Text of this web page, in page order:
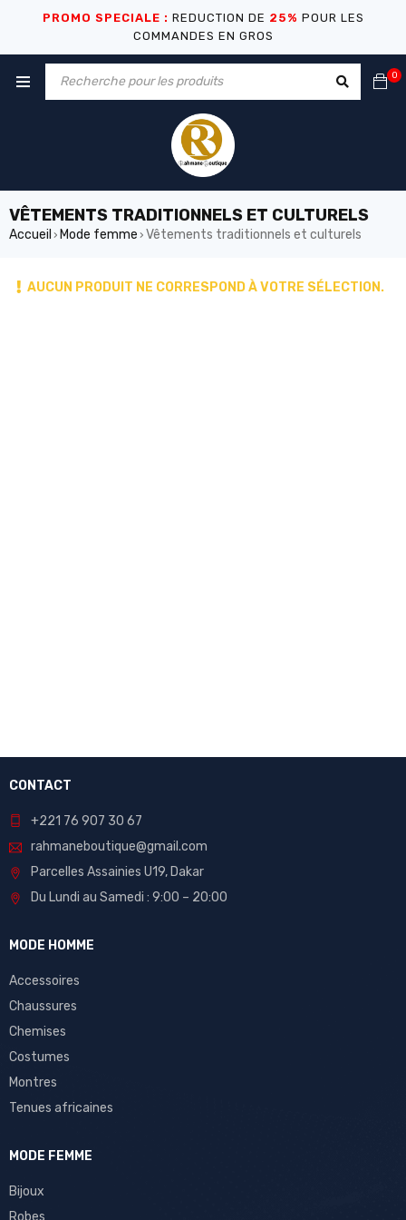
PROMO SPECIALE : REDUCTION DE 25% POUR LES
COMMANDES EN GROS
0
VÊTEMENTS TRADITIONNELS ET CULTURELS
Accueil › Mode femme › Vêtements traditionnels et culturels
AUCUN PRODUIT NE CORRESPOND À VOTRE SÉLECTION.
CONTACT
+221 76 907 30 67
rahmaneboutique@gmail.com
Parcelles Assainies U19, Dakar
Du Lundi au Samedi : 9:00 – 20:00
MODE HOMME
Accessoires
Chaussures
Chemises
Costumes
Montres
Tenues africaines
MODE FEMME
Bijoux
Robes